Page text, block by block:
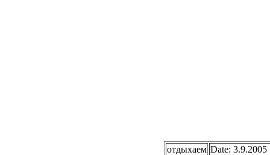
отдыхаем Date: 3.9.2005